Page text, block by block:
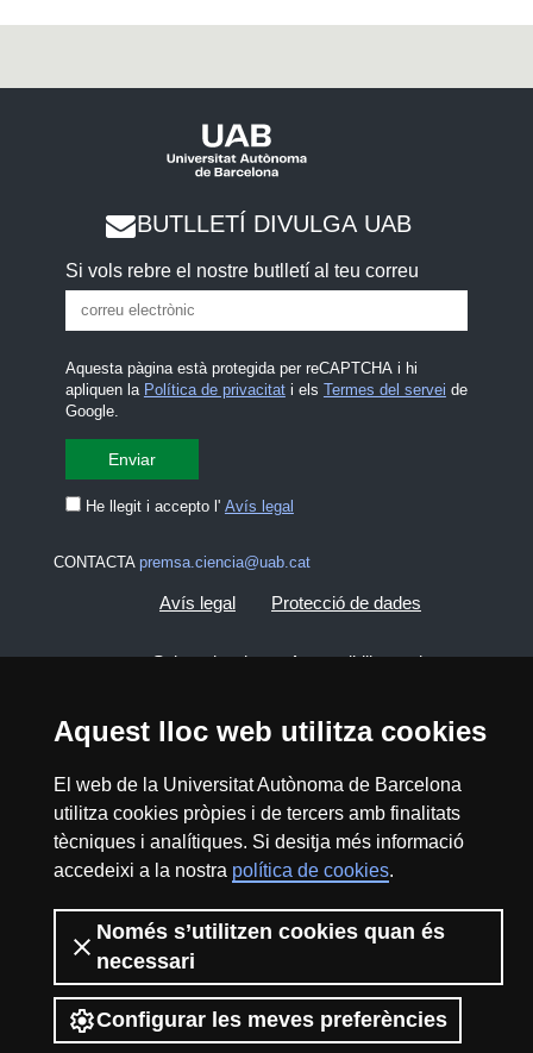
Aquest lloc web utilitza cookies
El web de la Universitat Autònoma de Barcelona
utilitza cookies pròpies i de tercers amb finalitats
tècniques i analítiques. Si desitja més informació
accedeixi a la nostra política de cookies.
Només s’utilitzen cookies quan és
necessari
Configurar les meves preferències
BUTLLETÍ DIVULGA UAB
Si vols rebre el nostre butlletí al teu correu
Aquesta pàgina està protegida per reCAPTCHA i hi
apliquen la Política de privacitati els Termes del servei de
Google.
He llegit i accepto l' Avís legal
CONTACTA premsa.ciencia@uab.cat
Avís legal Protecció de dades
Sobre el web Accessibilitat web
Mapa del web UAB
Reconeixement - No Comercial (CC BY NC) -
ISSN: 2014-6388
View low-bandwidth version